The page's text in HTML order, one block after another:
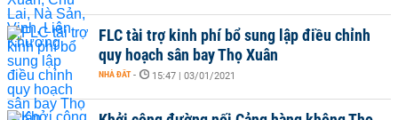
FLC tài trợ kinh phí bổ sung lập điều chỉnh
quy hoạch sân bay Thọ Xuân
NHÀ ĐẤT - 15:47 | 03/01/2021